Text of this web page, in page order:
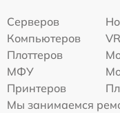
Серверов
Компьютеров
Плоттеров
МФУ
Принтеров
Мы занимаемся